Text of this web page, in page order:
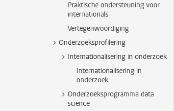
Praktische ondersteuning voor
internationals
Vertegenwoordiging
Onderzoeksprofilering
Internationalisering in onderzoek
Internationalisering in
onderzoek
Onderzoeksprogramma data
science